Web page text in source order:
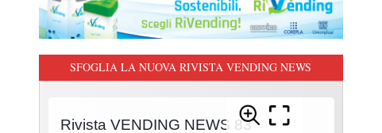
SFOGLIA LA NUOVA RIVISTA VENDING NEWS